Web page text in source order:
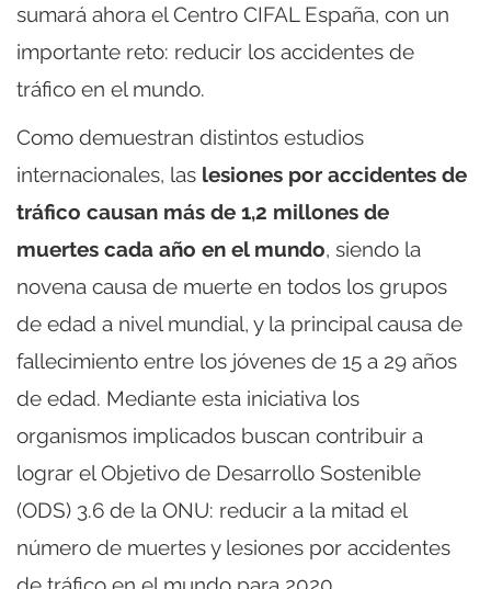
sumará ahora el Centro CIFAL España, con un
importante reto: reducir los accidentes de
tráfico en el mundo.
Como demuestran distintos estudios
internacionales, las lesiones por accidentes de
tráfico causan más de 1,2 millones de
muertes cada año en el mundo, siendo la
novena causa de muerte en todos los grupos
de edad a nivel mundial, y la principal causa de
fallecimiento entre los jóvenes de 15 a 29 años
de edad. Mediante esta iniciativa los
organismos implicados buscan contribuir a
lograr el Objetivo de Desarrollo Sostenible
(ODS) 3.6 de la ONU: reducir a la mitad el
número de muertes y lesiones por accidentes